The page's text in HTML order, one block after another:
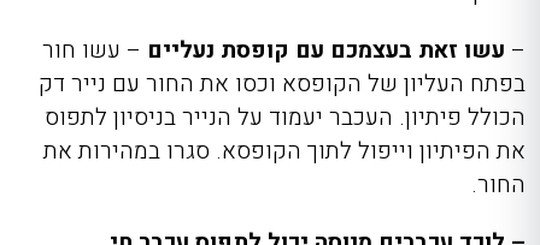
– עשו זאת בעצמכם עם קופסת נעליים – עשו חור
בפתח העליון של הקופסא וכסו את החור עם נייר דק
הכולל פיתיון. העכבר יעמוד על הנייר בניסיון לתפוס
את הפיתיון וייפול לתוך הקופסא. סגרו במהירות את
החור.